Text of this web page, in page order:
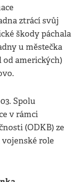
ztrácí svůj
škody páchala
u městečka
od amerických)
Spolu
v rámci
(ODKB) ze
vojenské role